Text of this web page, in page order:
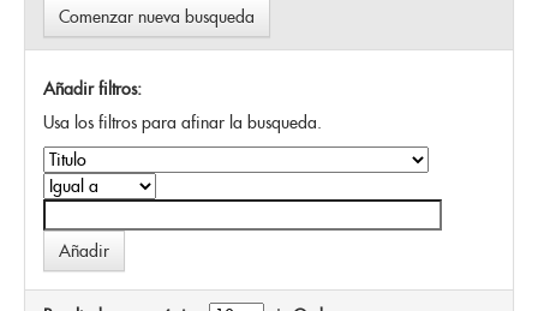
Comenzar nueva busqueda
Añadir filtros:
Usa los filtros para afinar la busqueda.